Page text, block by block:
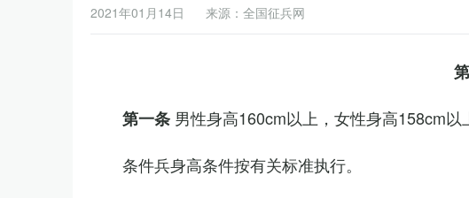
2021年01月14日 来源：全国征兵网
第一条 男性身高160cm以上，女性身高158cm以
条件兵身高条件按有关标准执行。